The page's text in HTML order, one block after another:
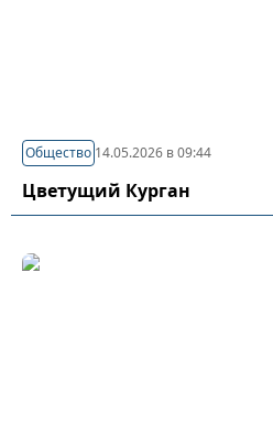
Общество 14.05.2026 в 09:44
Цветущий Курган